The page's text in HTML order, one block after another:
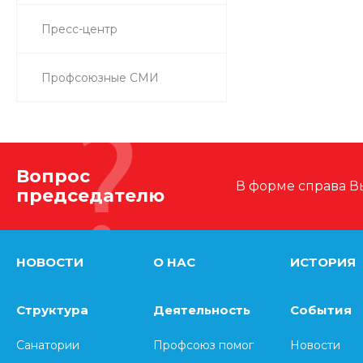
Пресс-центр
Профсоюзные СМИ
Вопрос
председателю
В форме справа
НОВОСТИ О НАС ИСТОРИЯ
Структура
Санатории
Деятельность
Профсоюз помог
События
Новости